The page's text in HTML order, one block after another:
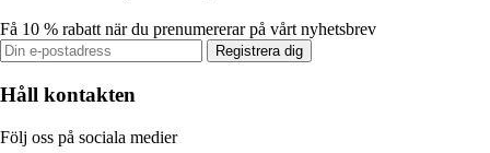
Få 10 % rabatt när du prenumererar på vårt nyhetsbrev
Registrera dig
Håll kontakten
Följ oss på sociala medier